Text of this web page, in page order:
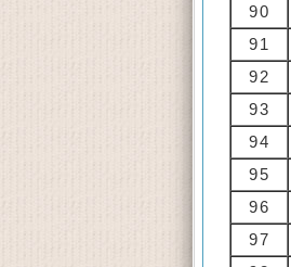
90
91
92
93
94
95
96
97